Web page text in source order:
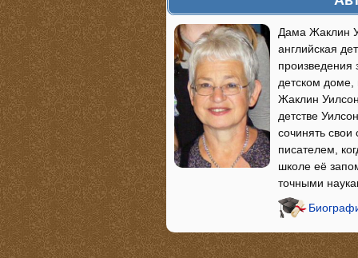
Дама Жаклин
английская
произведения
детском доме,
Жаклин
детстве
сочинять
писателем,
школе её
точными